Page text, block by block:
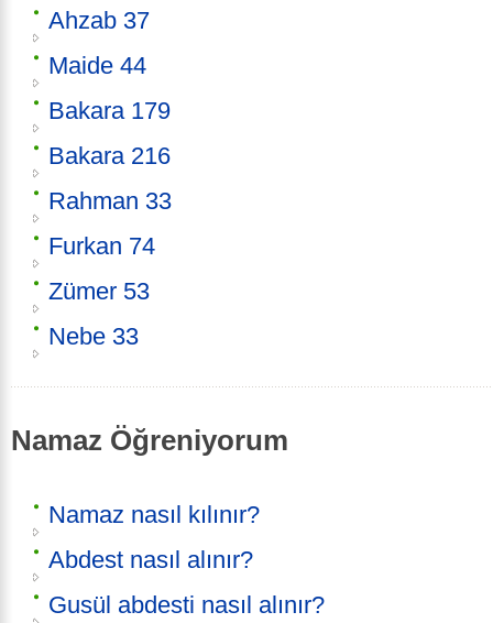
Ahzab 37
Maide 44
Bakara 179
Bakara 216
Rahman 33
Furkan 74
Zümer 53
Nebe 33
Namaz Öğreniyorum
Namaz nasıl kılınır?
Abdest nasıl alınır?
Gusül abdesti nasıl alınır?